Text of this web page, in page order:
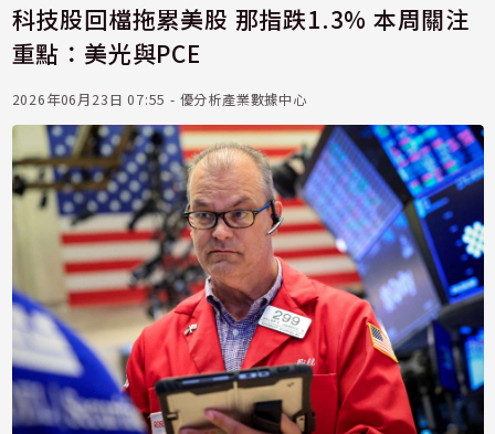
科技股回檔拖累美股 那指跌1.3% 本周關注
重點：美光與PCE
2026年06月23日 07:55 - 優分析產業數據中心